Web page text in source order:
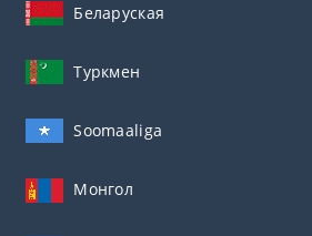
Беларуская
Туркмен
Soomaaliga
Монгол